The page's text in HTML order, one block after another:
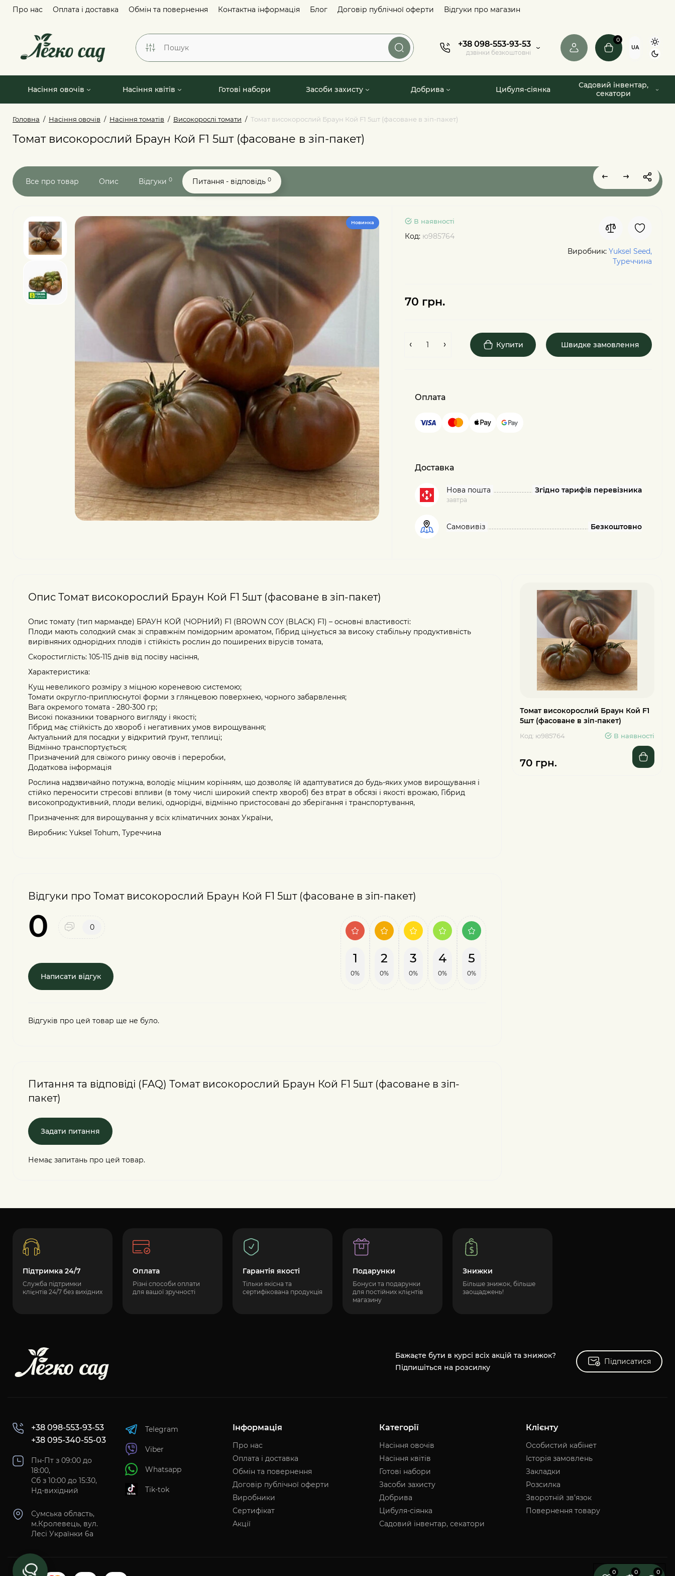
0 0 0
Про нас Оплата і доставка Обмін та повернення Контактна інформація Блог Договір публічної оферти Відгуки про магазин
+38 098-553-93-53
дзвінки безкоштовні
0
UA
Насіння овочів Насіння квітів Готові набори Засоби захисту Добрива Цибуля-сіянка
Садовий інвентар,
секатори
Головна Насіння овочів Насіння томатів Високорослі томати Томат високорослий Браун Кой F1 5шт (фасоване в зіп-пакет)
Томат високорослий Браун Кой F1 5шт (фасоване в зіп-пакет)
Все про товар Опис Відгуки 0 Питання - відповідь 0
Новинка В наявності
Код: ю985764
Виробник: Yuksel Seed,
Туреччина
70 грн.
Купити Швидке замовлення
Оплата
Доставка
Нова пошта
завтра
Згідно тарифів перевізника
Самовивіз Безкоштовно
Опис Томат високорослий Браун Кой F1 5шт (фасоване в зіп-пакет)
Опис томату (тип марманде) БРАУН КОЙ (ЧОРНИЙ) F1 (BROWN COY (BLACK) F1) – основні властивості:
Плоди мають солодкий смак зі справжнім помідорним ароматом, Гібрид цінується за високу стабільну продуктивність
вирівняних однорідних плодів і стійкість рослин до поширених вірусів томата,
Скоростиглість: 105-115 днів від посіву насіння,
Характеристика:
Кущ невеликого розміру з міцною кореневою системою;
Томати округло-приплюснутої форми з глянцевою поверхнею, чорного забарвлення;
Вага окремого томата - 280-300 гр;
Високі показники товарного вигляду і якості;
Гібрид має стійкість до хвороб і негативних умов вирощування;
Актуальний для посадки у відкритий ґрунт, теплиці;
Відмінно транспортується;
Призначений для свіжого ринку овочів і переробки,
Додаткова інформація
Рослина надзвичайно потужна, володіє міцним корінням, що дозволяє їй адаптуватися до будь-яких умов вирощування і
стійко переносити стресові впливи (в тому числі широкий спектр хвороб) без втрат в обсязі і якості врожаю, Гібрид
високопродуктивний, плоди великі, однорідні, відмінно пристосовані до зберігання і транспортування,
Призначення: для вирощування у всіх кліматичних зонах України,
Виробник: Yuksel Tohum, Туреччина
Відгуки про Томат високорослий Браун Кой F1 5шт (фасоване в зіп-пакет)
0 0
Написати відгук
1
0%
2
0%
3
0%
4
0%
5
0%
Відгуків про цей товар ще не було.
Питання та відповіді (FAQ) Томат високорослий Браун Кой F1 5шт (фасоване в зіп-
пакет)
Задати питання
Немає запитань про цей товар.
Томат високорослий Браун Кой F1
5шт (фасоване в зіп-пакет)
Код: ю985764 В наявності
70 грн.
Підтримка 24/7
Служба підтримки
клієнтів 24/7 без вихідних
Оплата
Різні способи оплати
для вашої зручності
Гарантія якості
Тільки якісна та
сертифікована продукція
Подарунки
Бонуси та подарунки
для постійних клієнтів
магазину
Знижки
Більше знижок, більше
заощаджень!
Бажаєте бути в курсі всіх акцій та знижок?
Підпишіться на розсилку
Підписатися
Підписатися
+38 098-553-93-53
+38 095-340-55-03
Пн-Пт з 09:00 до
18:00,
Сб з 10:00 до 15:30,
Нд-вихідний
Сумська область,
м.Кролевець, вул.
Лесі Українки 6а
Telegram
Viber
Whatsapp
Tik-tok
Інформація
Про нас
Оплата і доставка
Обмін та повернення
Договір публічної оферти
Виробники
Сертифікат
Акції
Категорії
Насіння овочів
Насіння квітів
Готові набори
Засоби захисту
Добрива
Цибуля-сіянка
Садовий інвентар, секатори
Клієнту
Особистий кабінет
Історія замовлень
Закладки
Розсилка
Зворотній зв’язок
Повернення товару